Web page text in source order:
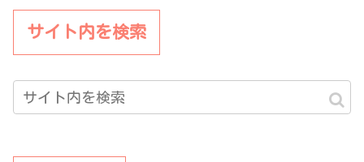
サイト内を検索